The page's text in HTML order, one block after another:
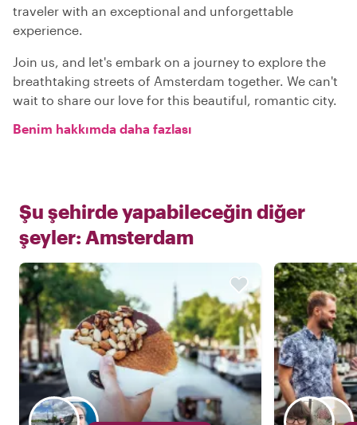
traveler with an exceptional and unforgettable
experience.
Join us, and let's embark on a journey to explore the
breathtaking streets of Amsterdam together. We can't
wait to share our love for this beautiful, romantic city.
Benim hakkımda daha fazlası
Şu şehirde yapabileceğin diğer
şeyler: Amsterdam